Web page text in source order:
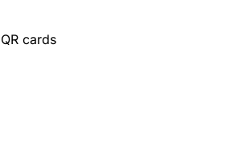
QR cards